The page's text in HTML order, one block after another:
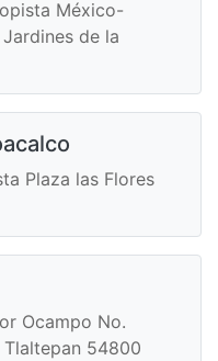
México-
de la
Plaza las Flores
Ocampo No.
54800